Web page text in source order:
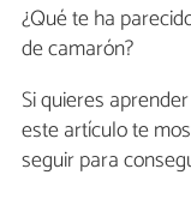
¿Qué te ha
de camarón?
Si quieres
este artículo te
seguir para